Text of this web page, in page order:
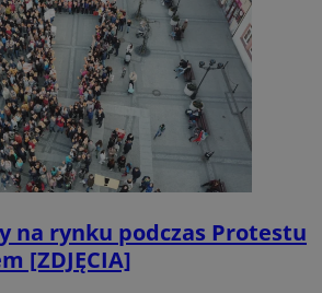
na rynku podczas Protestu
[ZDJĘCIA]